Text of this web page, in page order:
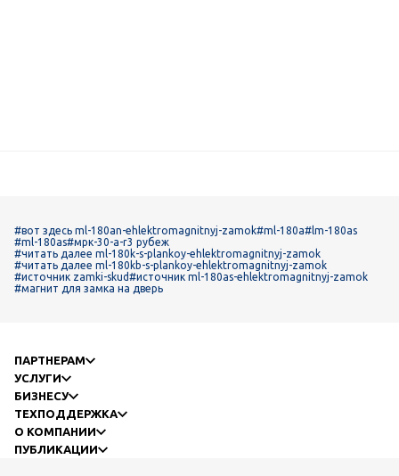
#вот здесь ml-180an-ehlektromagnitnyj-zamok#ml-180a#lm-180as
#ml-180as#мрк-30-а-r3 рубеж
#читать далее ml-180k-s-plankoy-ehlektromagnitnyj-zamok
#читать далее ml-180kb-s-plankoy-ehlektromagnitnyj-zamok
#источник zamki-skud#источник ml-180as-ehlektromagnitnyj-zamok
#магнит для замка на дверь
ПАРТНЕРАМ
УСЛУГИ
БИЗНЕСУ
ТЕХПОДДЕРЖКА
О КОМПАНИИ
ПУБЛИКАЦИИ